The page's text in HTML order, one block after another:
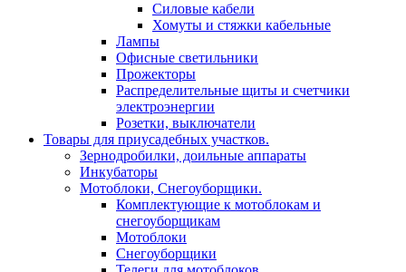
Силовые кабели
Хомуты и стяжки кабельные
Лампы
Офисные светильники
Прожекторы
Распределительные щиты и счетчики
электроэнергии
Розетки, выключатели
Товары для приусадебных участков.
Зернодробилки, доильные аппараты
Инкубаторы
Мотоблоки, Снегоуборщики.
Комплектующие к мотоблокам и
снегоуборщикам
Мотоблоки
Снегоуборщики